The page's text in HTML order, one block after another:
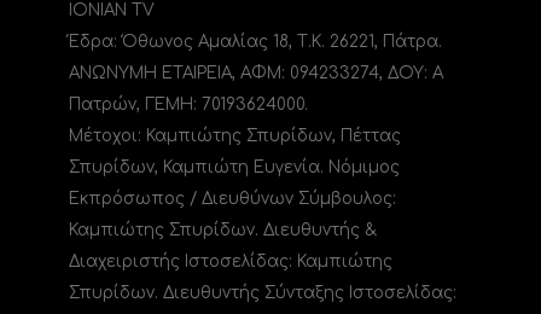
IONIAN TV
Έδρα: Όθωνος Αμαλίας 18, Τ.Κ. 26221, Πάτρα.
ΑΝΩΝΥΜΗ ΕΤΑΙΡΕΙΑ, ΑΦΜ: 094233274, ΔΟΥ: A
Πατρών, ΓΕΜΗ: 70193624000.
Μέτοχοι: Καμπιώτης Σπυρίδων, Πέττας
Σπυρίδων, Καμπιώτη Ευγενία. Νόμιμος
Εκπρόσωπος / Διευθύνων Σύμβουλος:
Καμπιώτης Σπυρίδων. Διευθυντής &
Διαχειριστής Ιστοσελίδας: Καμπιώτης
Σπυρίδων. Διευθυντής Σύνταξης Ιστοσελίδας: